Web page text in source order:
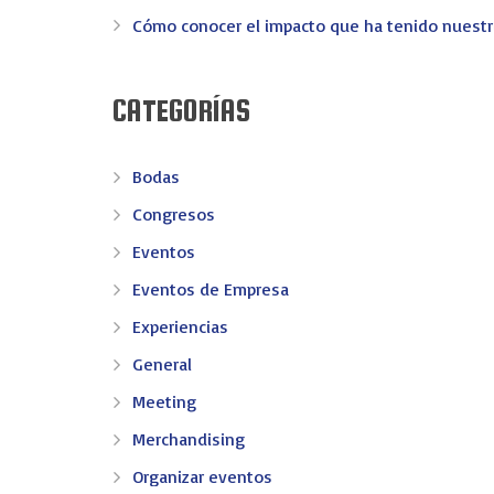
Cómo conocer el impacto que ha tenido
CATEGORÍAS
Bodas
Congresos
Eventos
Eventos de Empresa
Experiencias
General
Meeting
Merchandising
Organizar eventos
EV-EVENTOS
confianza en Valencia.
CONTACTO
AV. REINO DE VALENCIA 69 - 46005 VALENCIA
info@ev-eventos.com
© 2016 EV Eventos: Creamos eventos y recuerdos - Pagina